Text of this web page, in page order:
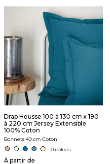
Drap Housse 100 à 130 cm x 190
à 220 cm Jersey Extensible
100% Coton
Bonnets 40 cm Coton
10 coloris